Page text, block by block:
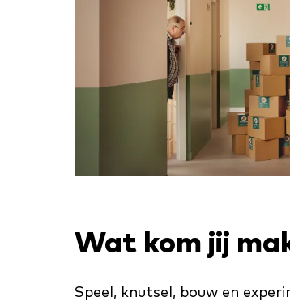
Wat kom jij
Speel, knutsel, bouw en